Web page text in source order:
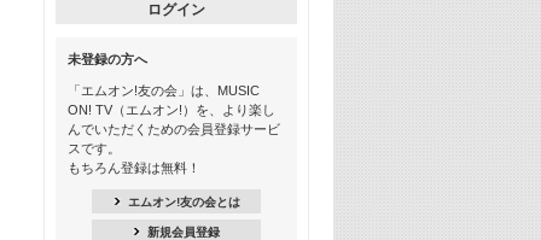
16:30
あのころK-POPヒッツ! 2018→2021年
18:30
M-ON! Countdown K
ログイン
未登録の方へ
「エムオン!友の会」は、MUSIC
ON! TV（エムオン!）を、より楽し
んでいただくための会員登録サービ
スです。
もちろん登録は無料！
エムオン!友の会とは
新規会員登録